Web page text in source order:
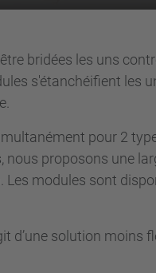
bridées les uns
s'étanchéifient les
pour 2
proposons une
Les modules sont
d’une solution moins